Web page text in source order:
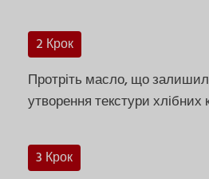
2 Крок
Протріть масло, що
утворення текстури хлібних
3 Крок